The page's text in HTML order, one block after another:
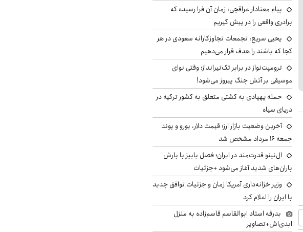
پیام معنادار عراقچی: زمان آن فرا رسیده که
برادری واقعی را در پیش گیریم
یحیی سریع: تجمعات تجاوزکارانه سعودی در هر
کجا که باشند را هدف قرار می‌دهیم
ترومپت‌نواز در برابر تک‌تیرانداز؛ وقتی نوای
موسیقی بر آتش جنگ پیروز می‌شود!
حمله پهپادی به کشتی متعلق به کشور ترکیه در
دریای سیاه
آخرین وضعیت بازار ارز؛ قیمت دلار، یورو و پوند
جمعه ۱۶ مرداد مشخص شد
ال‌نینو قدرت‌مند در ایران؛ فصل پاییز با بارش
باران‌های شدید آغاز می‌شود +جزئیات
وزیر خزانه‌داری آمریکا زمان و جزئیات توافق جدید
با ایران را اعلام کرد
بدرقه استاد ابوالقاسم قاسم‌زاده به منزل
ابدی‌اش+تصاویر